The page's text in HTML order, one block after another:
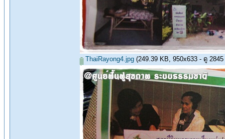
ThaiRayong4.jpg (249.39 KB, 950x633 - ดู